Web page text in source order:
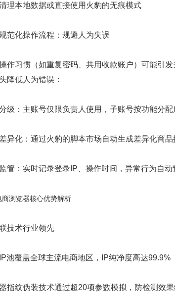
本地数据或直接使用火豹的无痕模式
化操作流程：规避人为失误​
习惯（如重复密码、共用收款账户）可能引发
降低人为错误：
：主账号仅限负责人使用，子账号按功能分配
化：通过火豹的脚本市场自动生成差异化商品
：实时记录登录IP、操作时间，异常行为自动
浏览器核心优势解析​
术行业领先​
覆盖全球主流电商地区，IP纯净度高达99.9%
纹伪装技术通过超20项参数模拟，防检测效果